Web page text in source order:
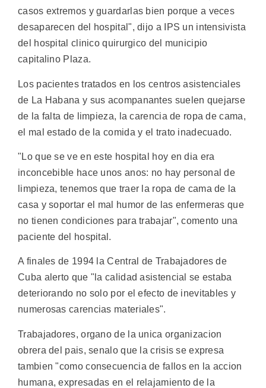
casos extremos y guardarlas bien porque a veces
desaparecen del hospital", dijo a IPS un intensivista
del hospital clinico quirurgico del municipio
capitalino Plaza.
Los pacientes tratados en los centros asistenciales
de La Habana y sus acompanantes suelen quejarse
de la falta de limpieza, la carencia de ropa de cama,
el mal estado de la comida y el trato inadecuado.
"Lo que se ve en este hospital hoy en dia era
inconcebible hace unos anos: no hay personal de
limpieza, tenemos que traer la ropa de cama de la
casa y soportar el mal humor de las enfermeras que
no tienen condiciones para trabajar", comento una
paciente del hospital.
A finales de 1994 la Central de Trabajadores de
Cuba alerto que "la calidad asistencial se estaba
deteriorando no solo por el efecto de inevitables y
numerosas carencias materiales".
Trabajadores, organo de la unica organizacion
obrera del pais, senalo que la crisis se expresa
tambien "como consecuencia de fallos en la accion
humana, expresadas en el relajamiento de la